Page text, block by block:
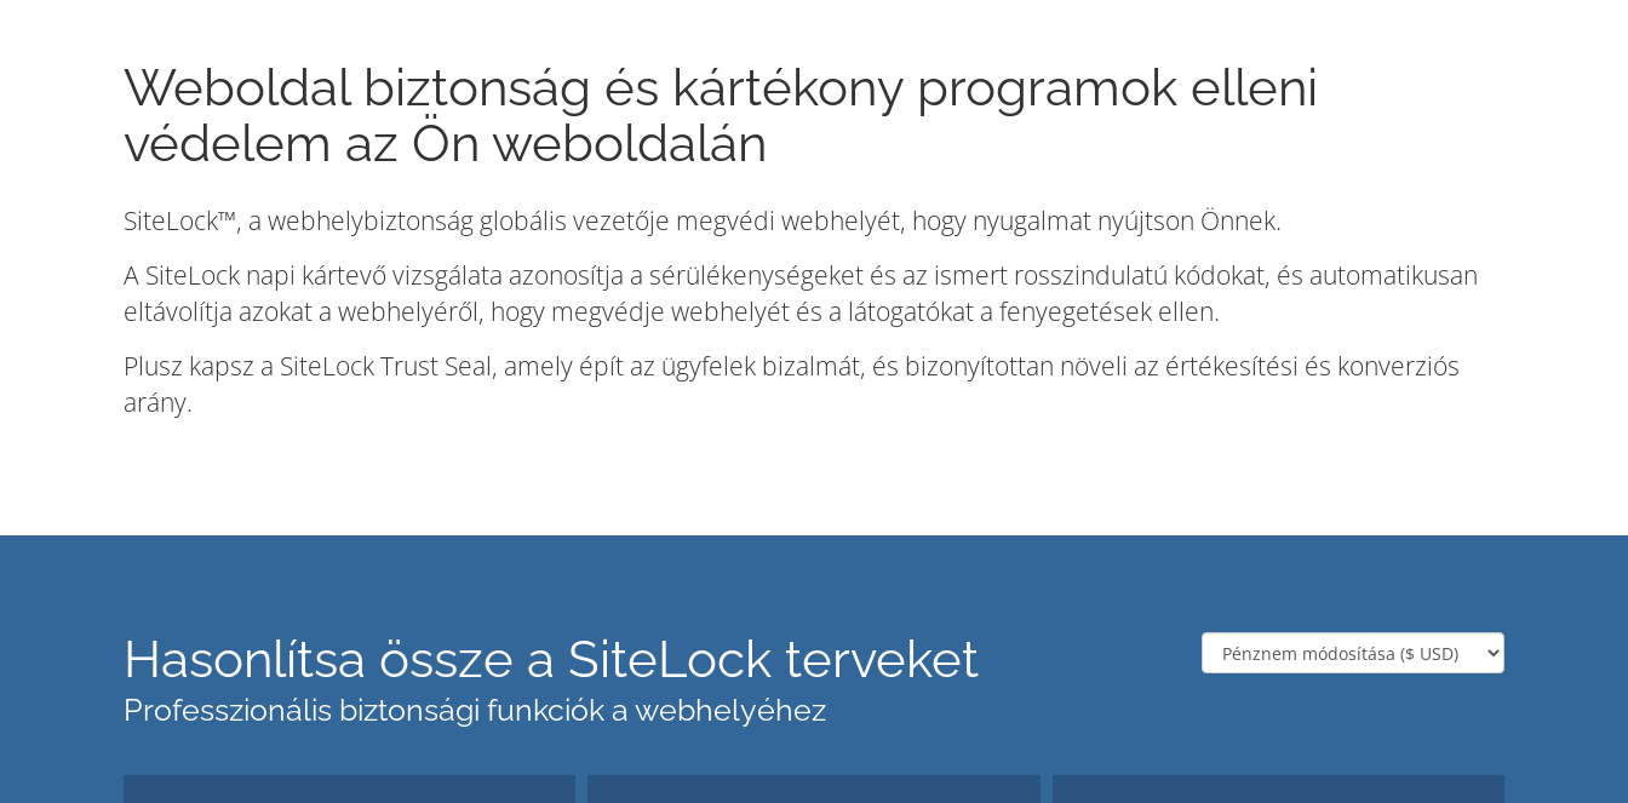
Weboldal biztonság és kártékony programok elleni
védelem az Ön weboldalán
SiteLock™, a webhelybiztonság globális vezetője megvédi webhelyét, hogy nyugalmat nyújtson Önnek.
A SiteLock napi kártevő vizsgálata azonosítja a sérülékenységeket és az ismert rosszindulatú kódokat, és automatikusan
eltávolítja azokat a webhelyéről, hogy megvédje webhelyét és a látogatókat a fenyegetések ellen.
Plusz kapsz a SiteLock Trust Seal, amely épít az ügyfelek bizalmát, és bizonyítottan növeli az értékesítési és konverziós
arány.
Hasonlítsa össze a SiteLock terveket
Professzionális biztonsági funkciók a webhelyéhez